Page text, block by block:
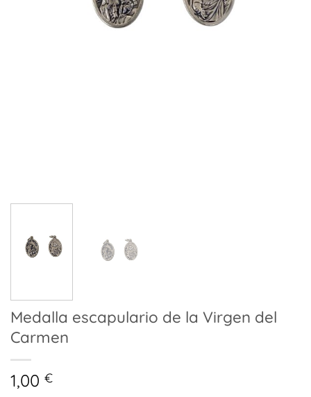
Medalla escapulario de la Virgen del
Carmen
1,00 €